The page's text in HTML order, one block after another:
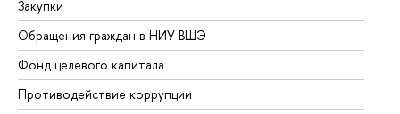
Закупки
Обращения граждан в НИУ ВШЭ
Фонд целевого капитала
Противодействие коррупции